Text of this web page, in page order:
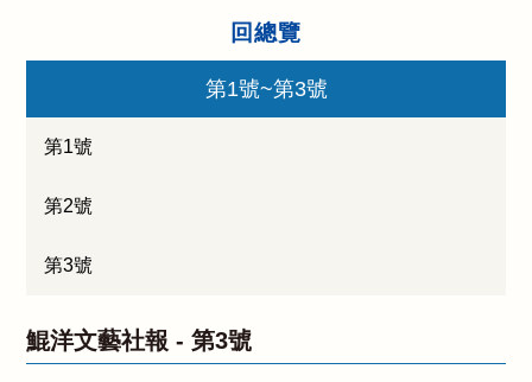
回總覽
第1號~第3號
第1號
第2號
第3號
鯤洋文藝社報 -第3號